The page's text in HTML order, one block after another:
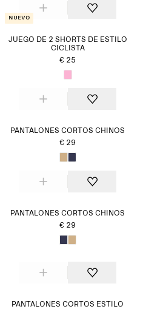
Nuevo
JUEGO DE 2 SHORTS DE ESTILO
CICLISTA
€ 25
PANTALONES CORTOS CHINOS
€ 29
PANTALONES CORTOS CHINOS
€ 29
PANTALONES CORTOS ESTILO